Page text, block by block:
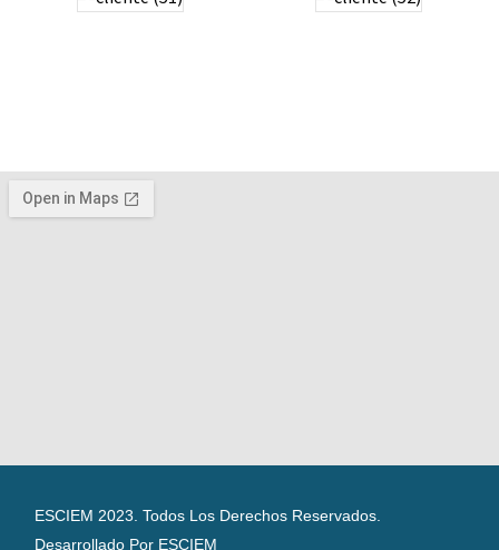
ESCIEM 2023. Todos Los Derechos Reservados.
Desarrollado Por ESCIEM